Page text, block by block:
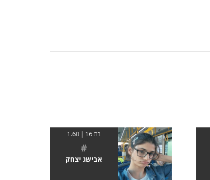
בת 16 | 1.60
#
אבישג יצחק